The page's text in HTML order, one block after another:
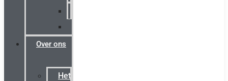
Over ons
Het